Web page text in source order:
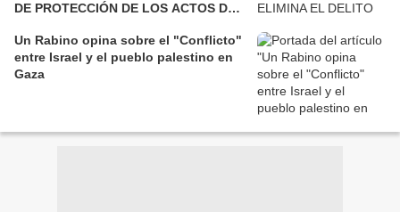
DE PROTECCIÓN DE LOS ACTOS DE
Un Rabino opina sobre el "Conflicto"
entre Israel y el pueblo palestino en
Gaza